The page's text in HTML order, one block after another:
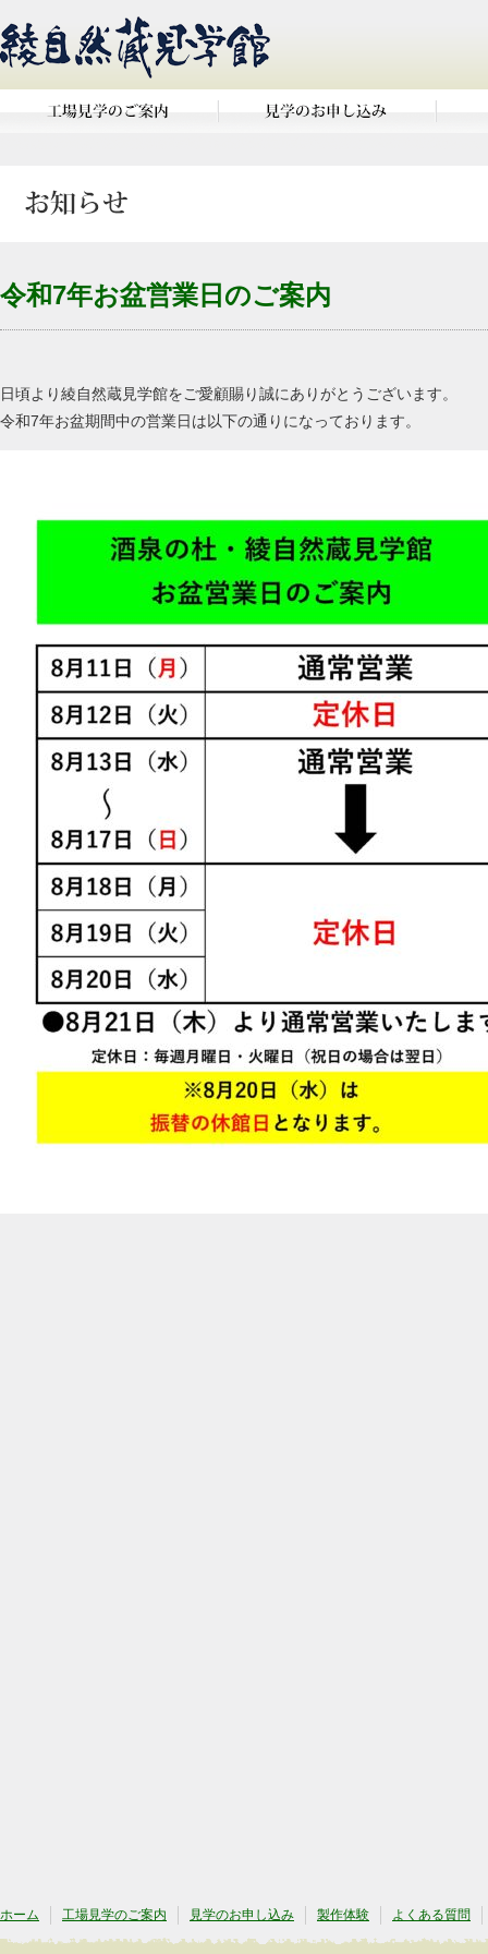
令和7年お盆営業日のご案内
日頃より綾自然蔵見学館をご愛顧賜り誠にありがとうございます。
令和7年お盆期間中の営業日は以下の通りになっております。
ホーム 工場見学のご案内 見学のお申し込み 製作体験 よくある質問